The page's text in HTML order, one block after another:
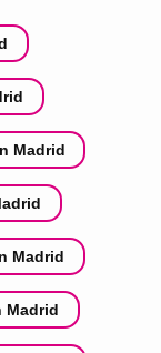
Madrid
Madrid
Madrid